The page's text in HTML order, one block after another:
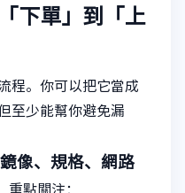
下單」到「上
程。你可以把它當成
至少能幫你避免漏
像、規格、網路
重點關注：